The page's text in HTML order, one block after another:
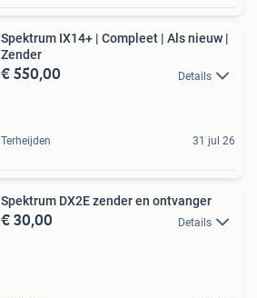
Spektrum IX14+ | Compleet | Als nieuw |
Zender
€ 550,00 Details
Terheijden 31 jul 26
Spektrum DX2E zender en ontvanger
€ 30,00 Details